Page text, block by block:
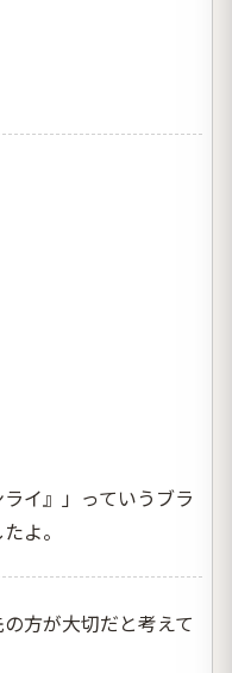
イ』」っていうブラ
よ。
方が大切だと考えて